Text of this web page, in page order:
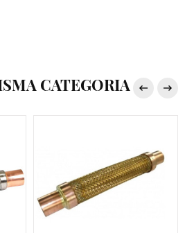
CATEGORIA